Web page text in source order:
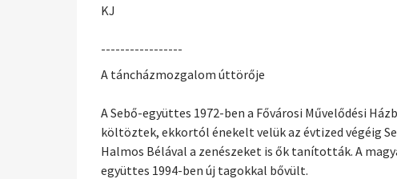
KJ
-----------------
A táncházmozgalom úttörője
A Sebő-együttes 1972-ben a Fővárosi Művelődési
költöztek, ekkortól énekelt velük az évtized végéig
Halmos Bélával a zenészeket is ők tanították. A
együttes 1994-ben új tagokkal bővült.